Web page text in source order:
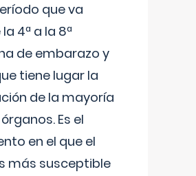
que va
4ª a la 8ª
de embarazo y
tiene lugar la
de la mayoría
Es el
en el que el
más susceptible